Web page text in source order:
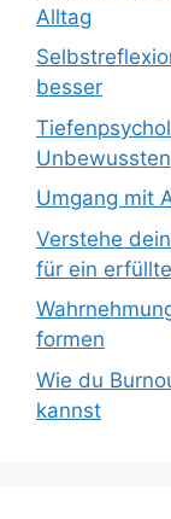
Alltag
besser
Unbewussten
Umgang mit
Verstehe
für ein
formen
Wie du
kannst